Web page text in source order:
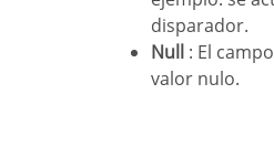
disparador.
Null : El
valor nulo.